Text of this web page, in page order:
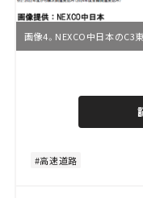
画像4。NEXCO中日本のC3
高速道路